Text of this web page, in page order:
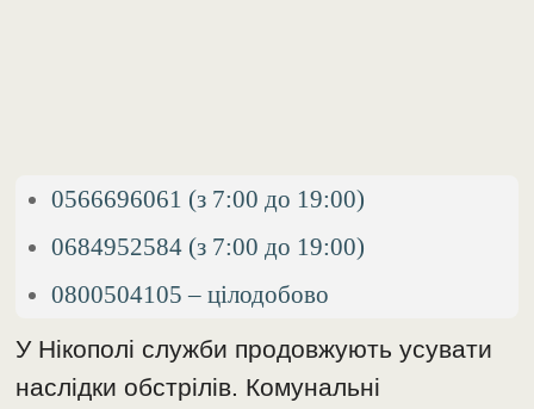
0566696061 (з 7:00 до 19:00)
0684952584 (з 7:00 до 19:00)
0800504105 – цілодобово
У Нікополі служби продовжують усувати
наслідки обстрілів. Комунальні